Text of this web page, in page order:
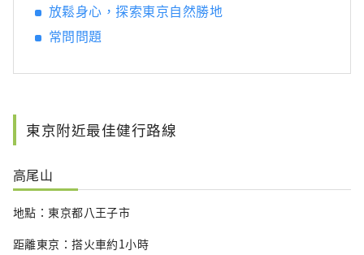
放鬆身心，探索東京自然勝地
常問問題
東京附近最佳健行路線
高尾山
地點：東京都八王子市
距離東京：搭火車約1小時